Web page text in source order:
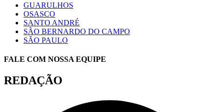
GUARULHOS
OSASCO
SANTO ANDRÉ
SÃO BERNARDO DO CAMPO
SÃO PAULO
FALE COM NOSSA EQUIPE
REDAÇÃO